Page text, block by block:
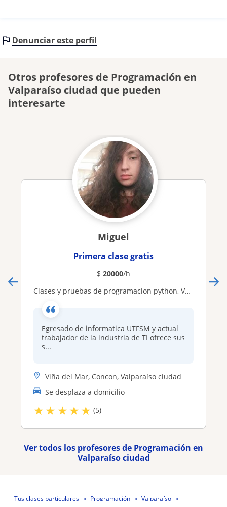
Denunciar este perfil
Otros profesores de Programación en
Valparaíso ciudad que pueden
interesarte
Miguel
Primera clase gratis
$ 20000/h
Clases y pruebas de programacion python, VB, PHP, JS, SQL, etc
Egresado de informatica UTFSM y actual
trabajador de la industria de TI ofrece sus
s...
Viña del Mar, Concon, Valparaíso ciudad
Se desplaza a domicilio
★★ ★★★ (5)
Ver todos los profesores de Programación en
Valparaíso ciudad
Tus clases particulares Programación
Valparaíso